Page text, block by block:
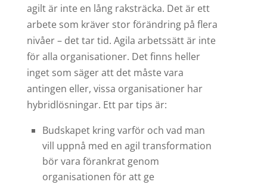
agilt är inte en lång raksträcka. Det är ett
arbete som kräver stor förändring på flera
nivåer – det tar tid. Agila arbetssätt är inte
för alla organisationer. Det finns heller
inget som säger att det måste vara
antingen eller, vissa organisationer har
hybridlösningar. Ett par tips är:
Budskapet kring varför och vad man
vill uppnå med en agil transformation
bör vara förankrat genom
organisationen för att ge